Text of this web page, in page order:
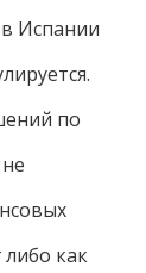
Испании
по
как